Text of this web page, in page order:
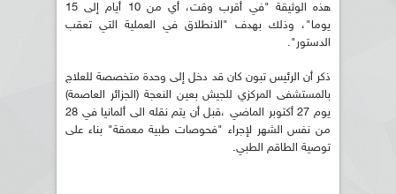
هذه الوثيقة "في أقرب وقت، أي من 10 أيام إلى 15
يوما"، وذلك بهدف "الانطلاق في العملية التي تعقب
الدستور".
ذكر أن الرئيس تبون كان قد دخل إلى وحدة متخصصة للعلاج
بالمستشفى المركزي للجيش بعين النعجة (الجزائر العاصمة)
يوم 27 أكتوبر الماضي ،قبل أن يتم نقله الى ألمانيا في 28
من نفس الشهر لإجراء "فحوصات طبية معمقة" بناء على
توصية الطاقم الطبي.